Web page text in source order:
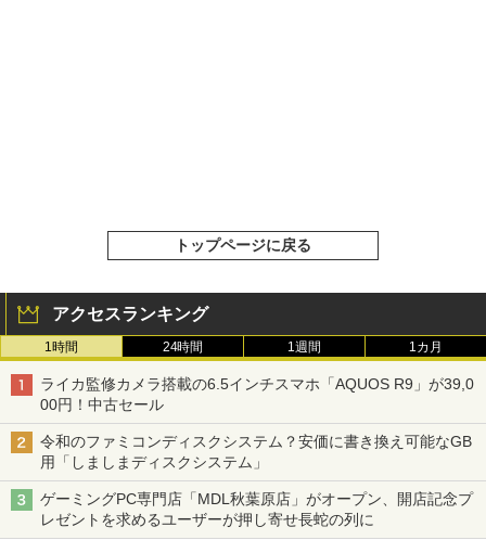
トップページに戻る
アクセスランキング
1時間 24時間 1週間 1カ月
ライカ監修カメラ搭載の6.5インチスマホ「AQUOS R9」が39,0
00円！中古セール
令和のファミコンディスクシステム？安価に書き換え可能なGB
用「しましまディスクシステム」
ゲーミングPC専門店「MDL秋葉原店」がオープン、開店記念プ
レゼントを求めるユーザーが押し寄せ長蛇の列に